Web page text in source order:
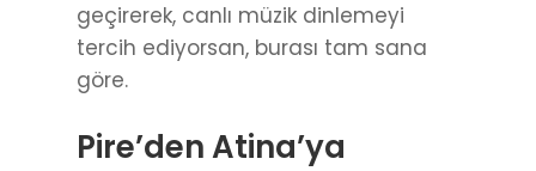
geçirerek, canlı müzik dinlemeyi
tercih ediyorsan, burası tam sana
göre.
Pire’den Atina’ya